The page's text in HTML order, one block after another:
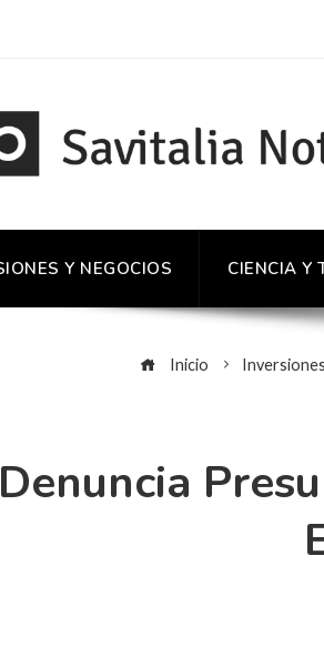
Y NEGOCIOS CIENCIA Y
Inicio
Denuncia